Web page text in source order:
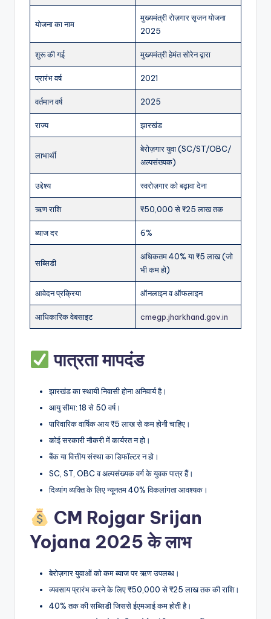
योजना का नाम
मुख्यमंत्री रोज़गार सृजन योजना
2025
शुरू की गई मुख्यमंत्री हेमंत सोरेन द्वारा
प्रारंभ वर्ष 2021
वर्तमान वर्ष 2025
राज्य झारखंड
लाभार्थी
बेरोज़गार युवा (SC/ST/OBC/
अल्पसंख्यक)
उद्देश्य स्वरोज़गार को बढ़ावा देना
ऋण राशि ₹50,000 से ₹25 लाख तक
ब्याज दर 6%
सब्सिडी
अधिकतम 40% या ₹5 लाख (जो
भी कम हो)
आवेदन प्रक्रिया ऑनलाइन व ऑफलाइन
आधिकारिक वेबसाइट cmegp.jharkhand.gov.in
पात्रता मापदंड
झारखंड का स्थायी निवासी होना अनिवार्य है।
आयु सीमा: 18 से 50 वर्ष।
पारिवारिक वार्षिक आय ₹5 लाख से कम होनी चाहिए।
कोई सरकारी नौकरी में कार्यरत न हो।
बैंक या वित्तीय संस्था का डिफॉल्टर न हो।
SC, ST, OBC व अल्पसंख्यक वर्ग के युवक पात्र हैं।
दिव्यांग व्यक्ति के लिए न्यूनतम 40% विकलांगता आवश्यक।
CM Rojgar Srijan
Yojana 2025 के लाभ
बेरोज़गार युवाओं को कम ब्याज पर ऋण उपलब्ध।
व्यवसाय प्रारंभ करने के लिए ₹50,000 से ₹25 लाख तक की राशि।
40% तक की सब्सिडी जिससे ईएमआई कम होती है।